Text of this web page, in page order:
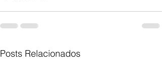
Posts Relacionados